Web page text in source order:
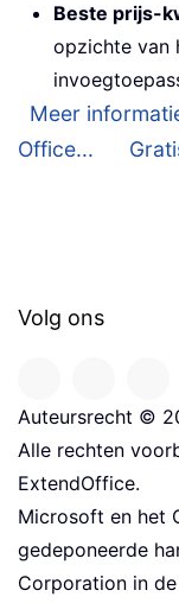
Beste prijs-
opzichte van
Meer
Office...
Volg ons
Auteursrecht ©
Alle rechten
ExtendOffice.
Microsoft en het
gedeponeerde
Corporation in